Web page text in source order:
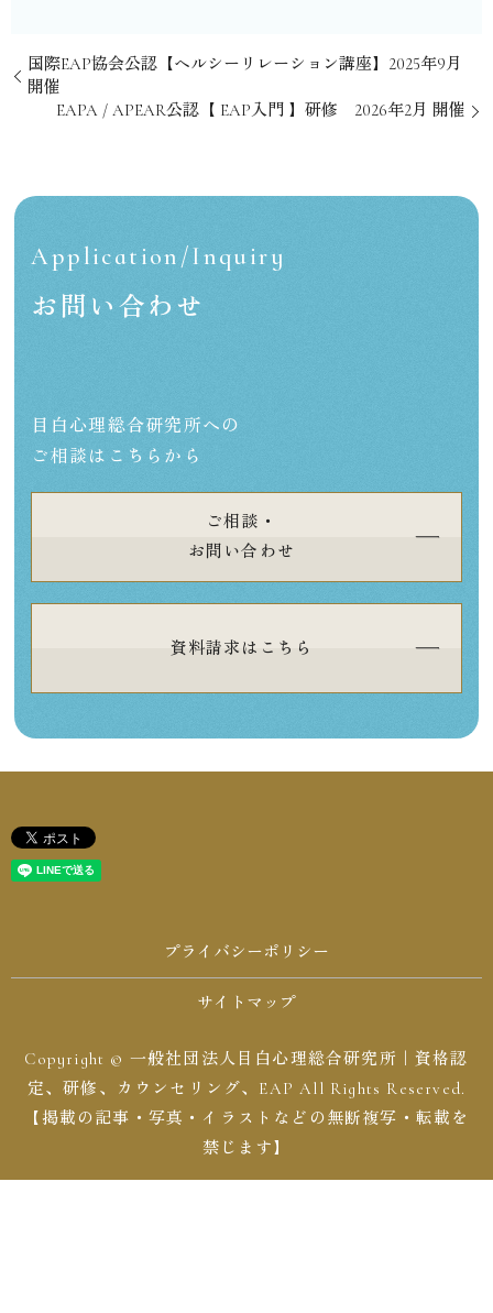
国際EAP協会公認【ヘルシーリレーション講座】2025年9月
開催
EAPA / APEAR公認【 EAP入門 】研修 2026年2月 開催
Application/Inquiry
お問い合わせ
目白心理総合研究所への
ご相談はこちらから
ご相談・
お問い合わせ
資料請求はこちら
プライバシーポリシー
サイトマップ
Copyright © 一般社団法人目白心理総合研究所｜資格認
定、研修、カウンセリング、EAP All Rights Reserved.
【掲載の記事・写真・イラストなどの無断複写・転載を
禁じます】